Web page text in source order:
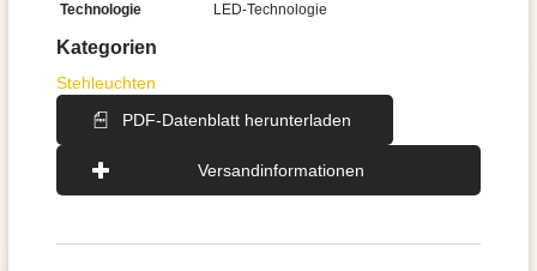
Kategorien
Stehleuchten
PDF-Datenblatt herunterladen
Versandinformationen
Technologie LED-Technologie